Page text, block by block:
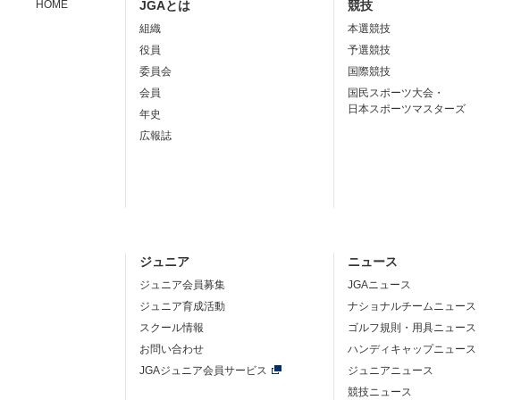
HOME JGAとは
組織
役員
委員会
会員
年史
広報誌
競技
本選競技
予選競技
国際競技
国民スポーツ大会・
日本スポーツマスターズ
ジュニア
ジュニア会員募集
ジュニア育成活動
スクール情報
お問い合わせ
JGAジュニア会員サービス
ニュース
JGAニュース
ナショナルチームニュース
ゴルフ規則・用具ニュース
ハンディキャップニュース
ジュニアニュース
競技ニュース